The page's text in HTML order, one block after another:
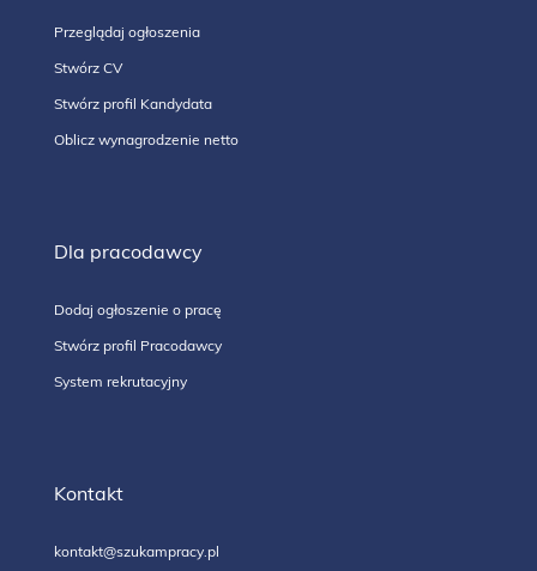
Przeglądaj ogłoszenia
Stwórz CV
Stwórz profil Kandydata
Oblicz wynagrodzenie netto
Dla pracodawcy
Dodaj ogłoszenie o pracę
Stwórz profil Pracodawcy
System rekrutacyjny
Kontakt
kontakt@szukampracy.pl